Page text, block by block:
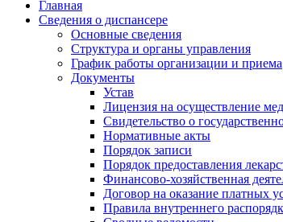
Главная
Сведения о диспансере
Основные сведения
Структура и органы управления
График работы организации и приема
Документы
Устав
Лицензия на осуществление
Свидетельство о
Нормативные акты
Порядок записи
Порядок предоставления
Финансово-хозяйственная
Договор на оказание платных
Правила внутреннего